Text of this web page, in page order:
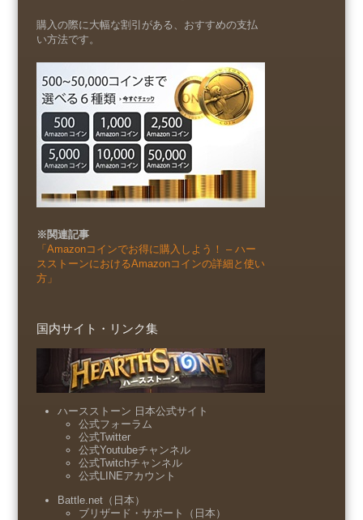
購入の際に大幅な割引がある、おすすめの支払
い方法です。
※関連記事
「Amazonコインでお得に購入しよう！ – ハー
スストーンにおけるAmazonコインの詳細と使い
方」
国内サイト・リンク集
ハースストーン 日本公式サイト
公式フォーラム
公式Twitter
公式Youtubeチャンネル
公式Twitchチャンネル
公式LINEアカウント
Battle.net（日本）
ブリザード・サポート（日本）